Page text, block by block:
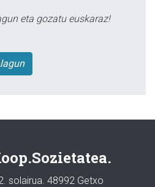
eta gozatu euskaraz!
solairua. 48992 Getxo